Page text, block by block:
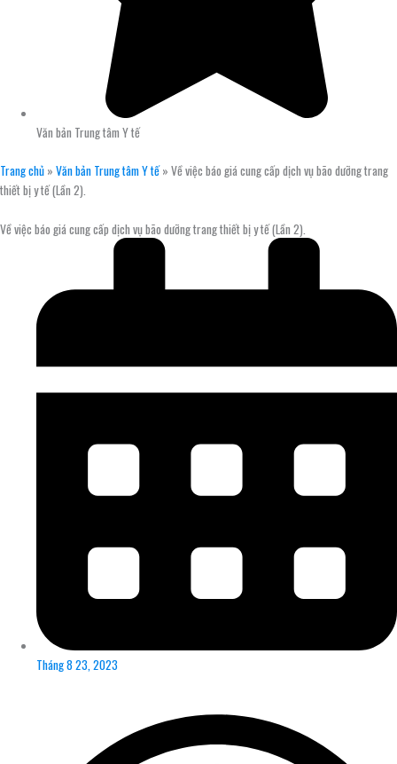
Văn bản Trung tâm Y tế
Trang chủ » Văn bản Trung tâm Y tế» Về việc báo giá cung cấp dịch vụ bão dưỡng trang
thiết bị y tế (Lần 2).
Về việc báo giá cung cấp dịch vụ bão dưỡng trang thiết bị y tế (Lần 2).
Tháng 8 23, 2023